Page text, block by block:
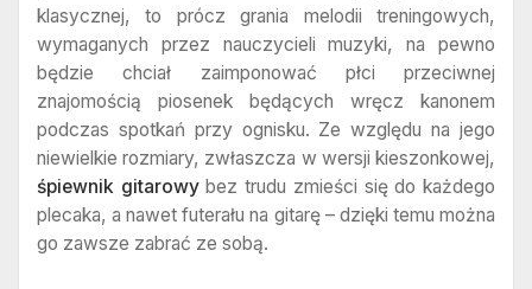
klasycznej, to prócz grania melodii treningowych,
wymaganych przez nauczycieli muzyki, na pewno
będzie chciał zaimponować płci przeciwnej
znajomością piosenek będących wręcz kanonem
podczas spotkań przy ognisku. Ze względu na jego
niewielkie rozmiary, zwłaszcza w wersji kieszonkowej,
śpiewnik gitarowybez trudu zmieści się do każdego
plecaka, a nawet futerału na gitarę – dzięki temu można
go zawsze zabrać ze sobą.